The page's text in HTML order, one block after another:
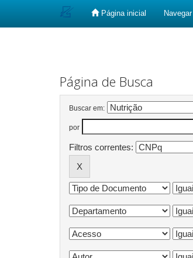
Página inicial Navegar
Página de Busca
Buscar em:
por
Filtros correntes: